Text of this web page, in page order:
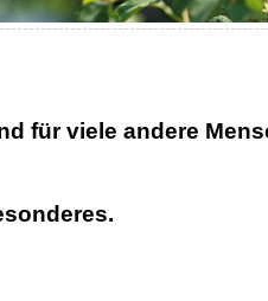
für viele andere